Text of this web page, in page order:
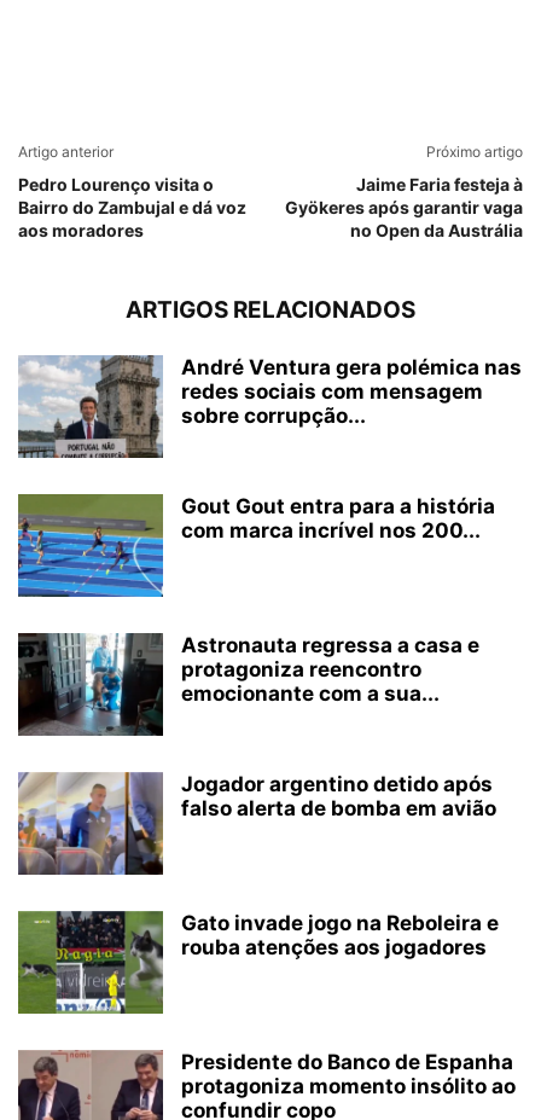
Artigo anterior
Pedro Lourenço visita o
Bairro do Zambujal e dá voz
aos moradores
Próximo artigo
Jaime Faria festeja à
Gyökeres após garantir vaga
no Open da Austrália
ARTIGOS RELACIONADOS
André Ventura gera polémica nas
redes sociais com mensagem
sobre corrupção...
Gout Gout entra para a história
com marca incrível nos 200...
Astronauta regressa a casa e
protagoniza reencontro
emocionante com a sua...
Jogador argentino detido após
falso alerta de bomba em avião
Gato invade jogo na Reboleira e
rouba atenções aos jogadores
Presidente do Banco de Espanha
protagoniza momento insólito ao
confundir copo